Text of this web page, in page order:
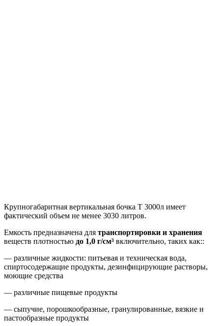
Крупногабаритная вертикальная бочка Т 3000л имеет
фактический объем не менее 3030 литров.
Емкость предназначена для транспортировки и хранения
веществ плотностью до 1,0 г/см³ включительно, таких как::
— различные жидкости: питьевая и техническая вода,
спиртосодержащие продукты, дезинфицирующие растворы,
моющие средства
— различные пищевые продукты
— сыпучие, порошкообразные, гранулированные, вязкие и
пастообразные продукты